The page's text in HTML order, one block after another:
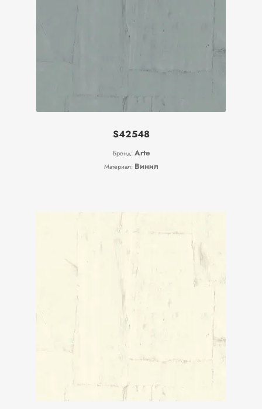
S42548
Бренд: Arte
Материал: Винил